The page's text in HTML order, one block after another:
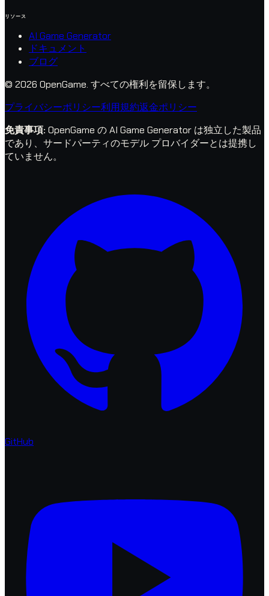
リソース
AI Game Generator
ドキュメント
ブログ
© 2026 OpenGame. すべての権利を留保します。
プライバシーポリシー利用規約返金ポリシー
免責事項: OpenGame の AI Game Generator は独立した製品
であり、サードパーティのモデル プロバイダーとは提携し
ていません。
GitHub